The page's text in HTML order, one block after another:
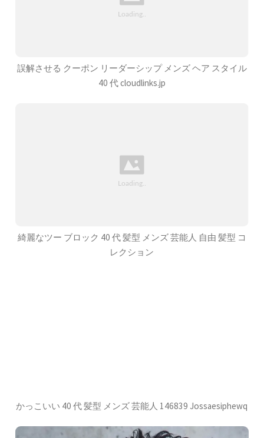
誤解させる クーポン リーダーシップ メンズ ヘア スタイル
40 代 cloudlinks.jp
綺麗なツー ブロック 40 代 髪型 メンズ 芸能人 自由 髪型 コ
レクション
かっこいい 40 代 髪型 メンズ 芸能人 146839 Jossaesiphewq